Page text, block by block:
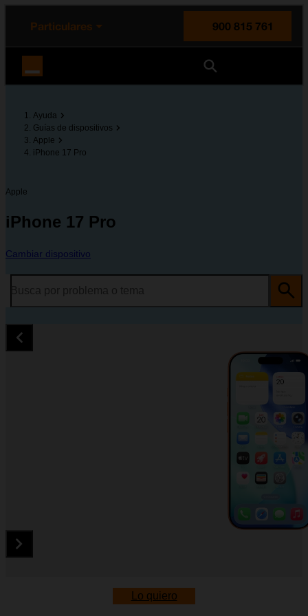
principal
la página
Particulares
900 815 761
Ayuda
Guías de dispositivos
Apple
iPhone 17 Pro
Apple
iPhone 17 Pro
Cambiar dispositivo
Lo quiero